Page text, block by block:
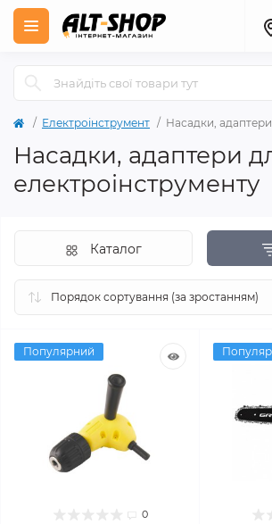
Електроінструмент Насадки,
Насадки, адаптери
електроінструменту
Каталог
Популярний
0